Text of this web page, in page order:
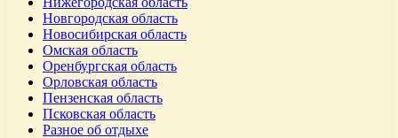
Новгородская область
Новосибирская область
Омская область
Оренбургская область
Орловская область
Пензенская область
Псковская область
Разное об отдыхе